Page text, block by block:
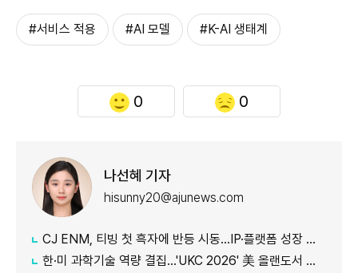
#서비스 적용 #AI 모델 #K-AI 생태계
0 0
나선혜 기자
hisunny20@ajunews.com
CJ ENM, 티빙 첫 흑자에 반등 시동…IP·플랫폼 성장 가속
한·미 과학기술 역량 결집…'UKC 2026' 美 올랜도서 개막